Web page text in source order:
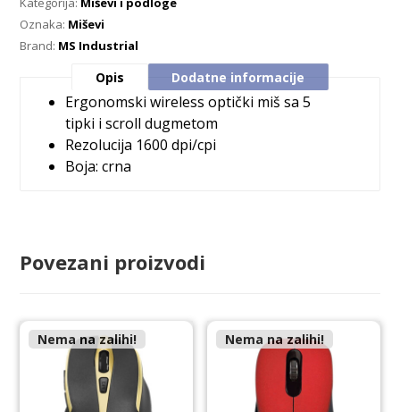
Oznaka: Miševi
Brand: MS Industrial
Opis Dodatne informacije
Ergonomski wireless optički miš sa 5
tipki i scroll dugmetom
Rezolucija 1600 dpi/cpi
Boja: crna
Povezani proizvodi
Nema na zalihi! Nema na zalihi!